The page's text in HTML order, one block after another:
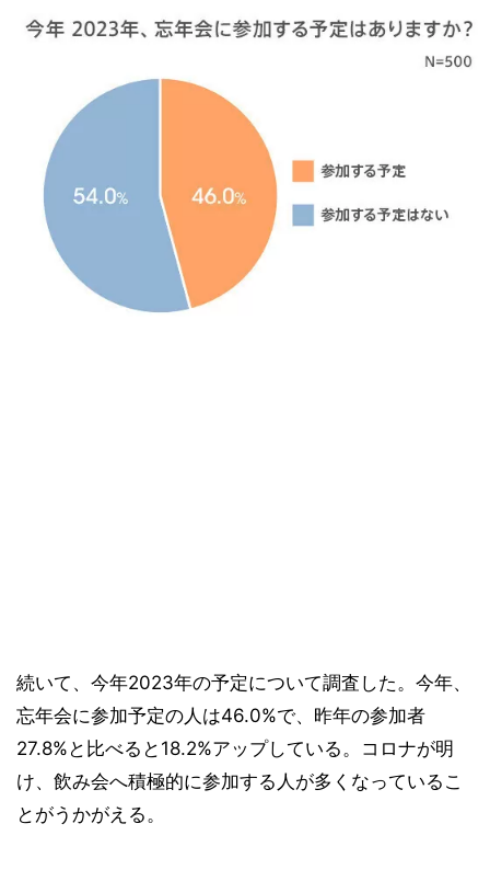
続いて、今年2023年の予定について調査した。今年、
忘年会に参加予定の人は46.0%で、昨年の参加者
27.8%と比べると18.2%アップしている。コロナが明
け、飲み会へ積極的に参加する人が多くなっているこ
とがうかがえる。